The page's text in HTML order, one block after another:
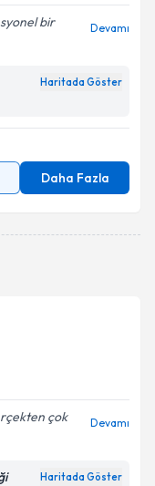
bir
Devamı
Haritada Göster
Daha Fazla
çok
Devamı
Haritada Göster